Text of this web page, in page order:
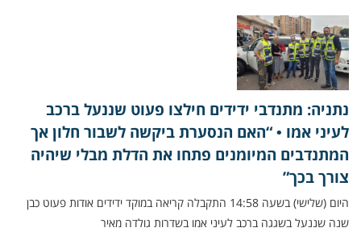
נתניה: מתנדבי ידידים חילצו פעוט שננעל ברכב
לעיני אמו • “האם הנסערת ביקשה לשבור חלון אך
המתנדבים המיומנים פתחו את הדלת מבלי שיהיה
צורך בכך”
היום (שלישי) בשעה 14:58 התקבלה קריאה במוקד ידידים אודות פעוט כבן
שנה שננעל בשגגה ברכב לעיני אמו בשדרות גולדה מאיר